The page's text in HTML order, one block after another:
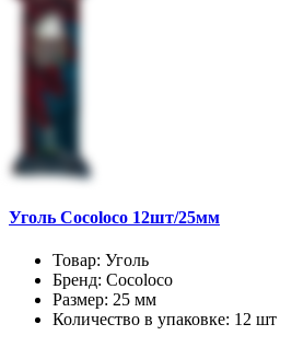
Уголь Cocoloco 12шт/25мм
Товар: Уголь
Бренд: Cocoloco
Размер: 25 мм
Количество в упаковке: 12 шт